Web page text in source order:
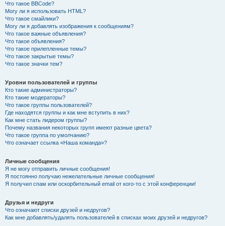
Что такое BBCode?
Могу ли я использовать HTML?
Что такое смайлики?
Могу ли я добавлять изображения к сообщениям?
Что такое важные объявления?
Что такое объявления?
Что такое прилепленные темы?
Что такое закрытые темы?
Что такое значки тем?
Уровни пользователей и группы
Кто такие администраторы?
Кто такие модераторы?
Что такое группы пользователей?
Где находятся группы и как мне вступить в них?
Как мне стать лидером группы?
Почему названия некоторых групп имеют разные цвета?
Что такое группа по умолчанию?
Что означает ссылка «Наша команда»?
Личные сообщения
Я не могу отправить личные сообщения!
Я постоянно получаю нежелательные личные сообщения!
Я получил спам или оскорбительный email от кого-то с этой конференции!
Друзья и недруги
Что означают списки друзей и недругов?
Как мне добавлять/удалять пользователей в списках моих друзей и недругов?